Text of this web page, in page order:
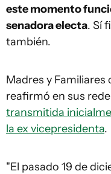
este momento
senadora electa. Sí
también.
Madres y
reafirmó en sus
transmitida
la ex vicepresidenta.
"El pasado 19 de